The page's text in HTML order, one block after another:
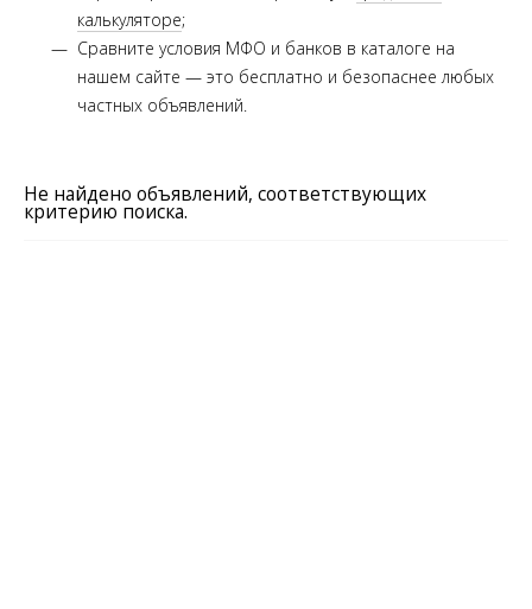
калькуляторе;
Сравните условия МФО и банков в каталоге на
нашем сайте — это бесплатно и безопаснее любых
частных объявлений.
Не найдено объявлений, соответствующих
критерию поиска.